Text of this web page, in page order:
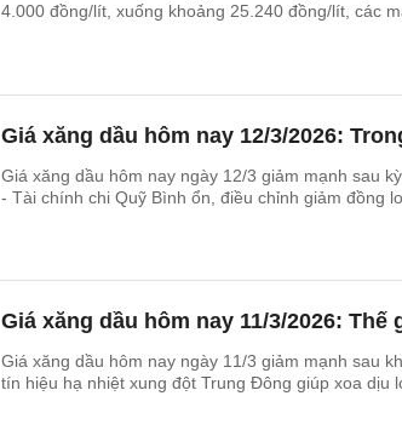
4.000 đồng/lít, xuống khoảng 25.240 đồng/lít, các
Giá xăng dầu hôm nay 12/3/2026:
Giá xăng dầu hôm nay ngày 12/3 giảm mạnh sau
- Tài chính chi Quỹ Bình ổn, điều chỉnh giảm đồng
Giá xăng dầu hôm nay 11/3/2026: Thế
Giá xăng dầu hôm nay ngày 11/3 giảm mạnh sau
tín hiệu hạ nhiệt xung đột Trung Đông giúp xoa dịu